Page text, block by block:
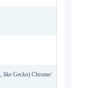
like Gecko) Chrome/